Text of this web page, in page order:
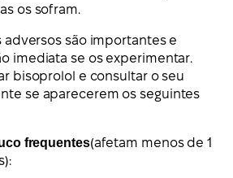
os sofram.
adversos são importantes e
imediata se os experimentar.
bisoprolol e consultar o seu
se aparecerem os seguintes
frequentes(afetam menos de 1